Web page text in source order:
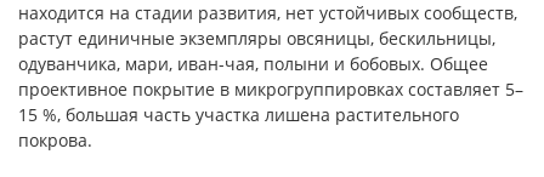
находится на стадии развития, нет устойчивых сообществ,
растут единичные экземпляры овсяницы, бескильницы,
одуванчика, мари, иван-чая, полыни и бобовых. Общее
проективное покрытие в микрогруппировках составляет 5–
15 %, большая часть участка лишена растительного
покрова.